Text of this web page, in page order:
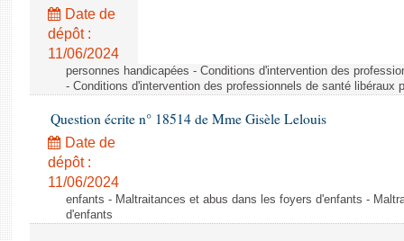
Date de
dépôt :
11/06/2024
personnes handicapées - Conditions d'intervention des
- Conditions d'intervention des professionnels de santé libéraux
Question écrite n° 18514 de Mme Gisèle Lelouis
Date de
dépôt :
11/06/2024
enfants - Maltraitances et abus dans les foyers d'enfants -
d'enfants